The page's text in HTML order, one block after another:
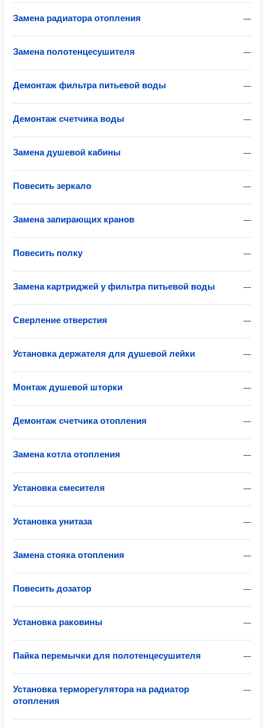
—
Замена радиатора отопления
—
Замена полотенцесушителя
—
Демонтаж фильтра питьевой воды
—
Демонтаж счетчика воды
—
Замена душевой кабины
—
Повесить зеркало
—
Замена запирающих кранов
—
Повесить полку
—
Замена картриджей у фильтра питьевой воды
—
Сверление отверстия
—
Установка держателя для душевой лейки
—
Монтаж душевой шторки
—
Демонтаж счетчика отопления
—
Замена котла отопления
—
Установка смесителя
—
Установка унитаза
—
Замена стояка отопления
—
Повесить дозатор
—
Установка раковины
—
Пайка перемычки для полотенцесушителя
—
Установка терморегулятора на радиатор
отопления